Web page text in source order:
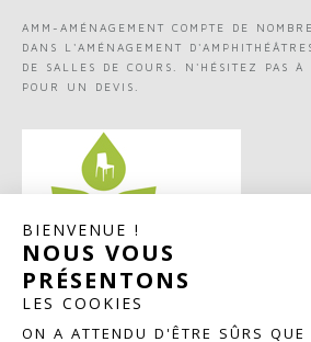
BIENVENUE !
NOUS VOUS
PRÉSENTONS
LES COOKIES
ON A ATTENDU D'ÊTRE SÛRS QUE
AMM-AMÉNAGEMENT COMPTE DE
DANS L'AMÉNAGEMENT
DE SALLES DE COURS. N'HÉSITEZ PAS À
POUR UN DEVIS.
VOUS SOUHAITEZ EN SAVOIR PLUS